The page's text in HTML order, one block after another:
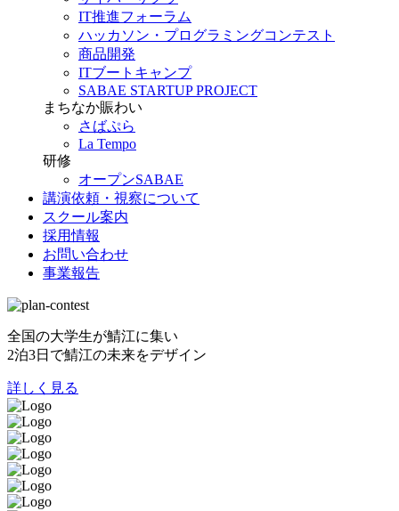
IT推進フォーラム
ハッカソン・プログラミングコンテスト
商品開発
ITブートキャンプ
SABAE STARTUP PROJECT
まちなか賑わい
さばぷら
La Tempo
研修
オープンSABAE
講演依頼・視察について
スクール案内
採用情報
お問い合わせ
事業報告
全国の大学生が鯖江に集い
2泊3日で鯖江の未来をデザイン
詳しく見る